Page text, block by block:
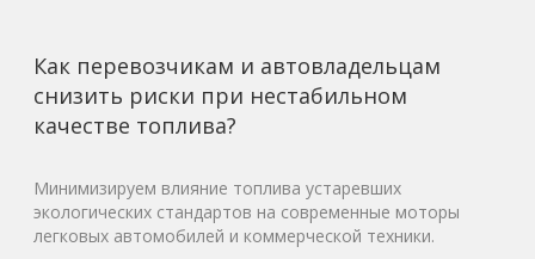
Как перевозчикам и автовладельцам
снизить риски при нестабильном
качестве топлива?
Минимизируем влияние топлива устаревших
экологических стандартов на современные моторы
легковых автомобилей и коммерческой техники.